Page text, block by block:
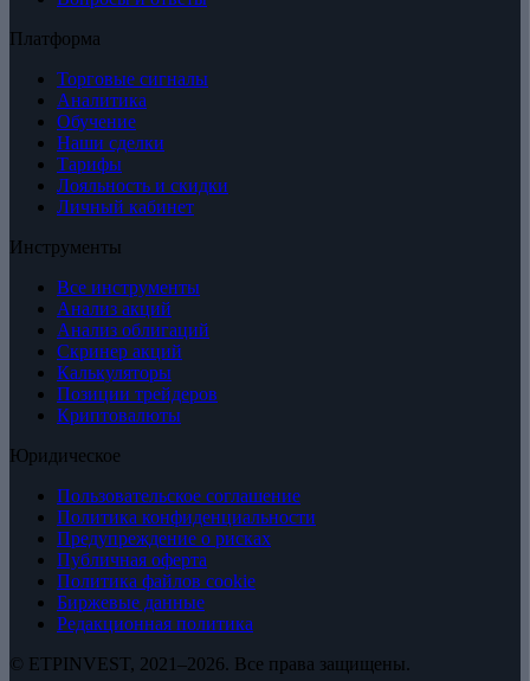
Платформа
Торговые сигналы
Аналитика
Обучение
Наши сделки
Тарифы
Лояльность и скидки
Личный кабинет
Инструменты
Все инструменты
Анализ акций
Анализ облигаций
Скринер акций
Калькуляторы
Позиции трейдеров
Криптовалюты
Юридическое
Пользовательское соглашение
Политика конфиденциальности
Предупреждение о рисках
Публичная оферта
Политика файлов cookie
Биржевые данные
Редакционная политика
© ETPINVEST, 2021–2026. Все права защищены.